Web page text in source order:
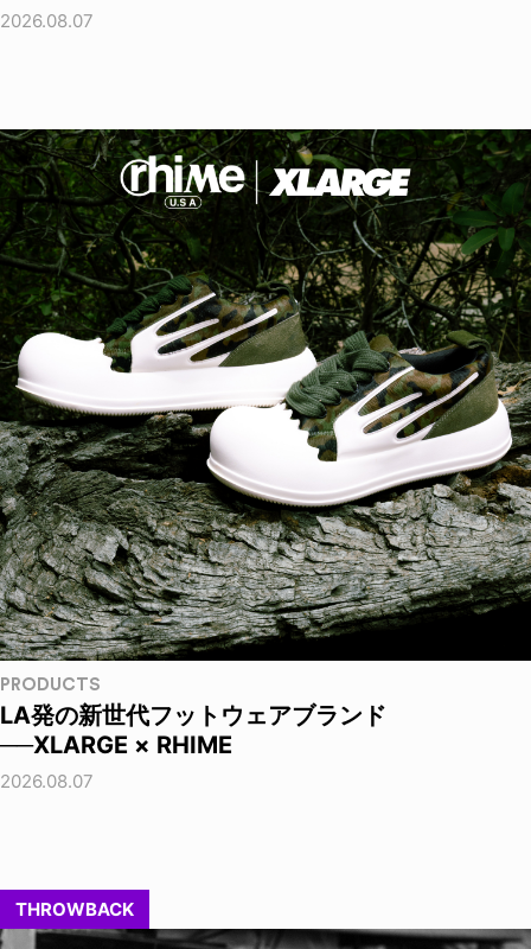
2026.08.07
PRODUCTS
LA発の新世代フットウェアブランド
──XLARGE × RHIME
2026.08.07
THROWBACK